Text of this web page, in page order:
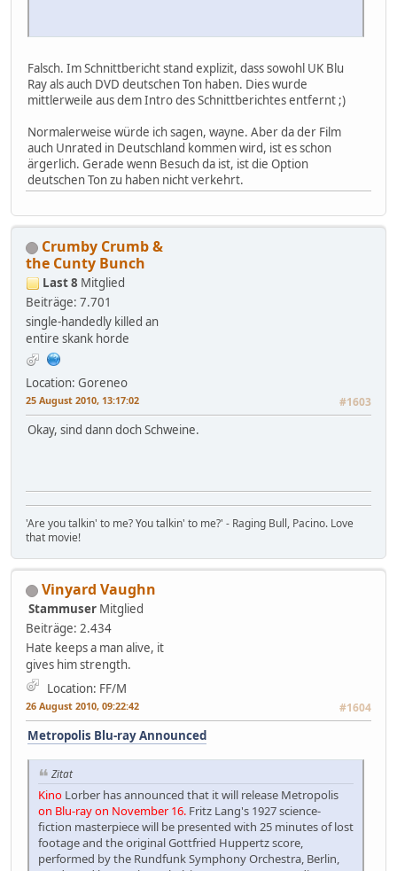
Falsch. Im Schnittbericht stand explizit, dass sowohl UK Blu
Ray als auch DVD deutschen Ton haben. Dies wurde
mittlerweile aus dem Intro des Schnittberichtes entfernt ;)
Normalerweise würde ich sagen, wayne. Aber da der Film
auch Unrated in Deutschland kommen wird, ist es schon
ärgerlich. Gerade wenn Besuch da ist, ist die Option
deutschen Ton zu haben nicht verkehrt.
Crumby Crumb &
the Cunty Bunch
Last 8 Mitglied
Beiträge: 7.701
single-handedly killed an
entire skank horde
Location: Goreneo
25 August 2010, 13:17:02 #1603
Okay, sind dann doch Schweine.
'Are you talkin' to me? You talkin' to me?' - Raging Bull, Pacino. Love
that movie!
Vinyard Vaughn
Stammuser Mitglied
Beiträge: 2.434
Hate keeps a man alive, it
gives him strength.
Location: FF/M
26 August 2010, 09:22:42 #1604
Metropolis Blu-ray Announced
Zitat
Kino Lorber has announced that it will release Metropolis
on Blu-ray on November 16. Fritz Lang's 1927 science-
fiction masterpiece will be presented with 25 minutes of lost
footage and the original Gottfried Huppertz score,
performed by the Rundfunk Symphony Orchestra, Berlin,